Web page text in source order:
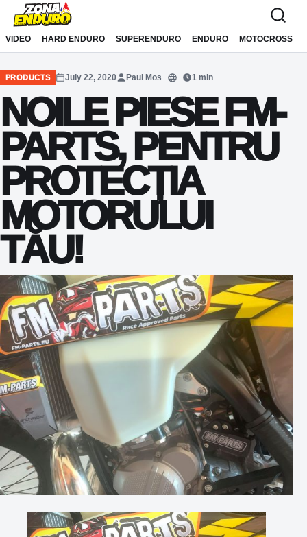
Sari la conținut
VIDEO HARD ENDURO SUPERENDURO ENDURO MOTOCROSS
PRODUCTS July 22, 2020 Paul Mos
Translate
1 min
NOILE PIESE FM-
PARTS, PENTRU
PROTECȚIA
MOTORULUI
TĂU!